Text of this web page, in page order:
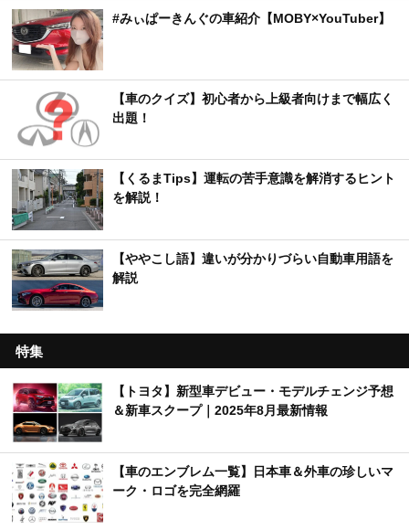
#みぃぱーきんぐの車紹介【MOBY×YouTuber】
【車のクイズ】初心者から上級者向けまで幅広く
出題！
【くるまTips】運転の苦手意識を解消するヒント
を解説！
【ややこし語】違いが分かりづらい自動車用語を
解説
特集
【トヨタ】新型車デビュー・モデルチェンジ予想
＆新車スクープ｜2025年8月最新情報
【車のエンブレム一覧】日本車＆外車の珍しいマ
ーク・ロゴを完全網羅